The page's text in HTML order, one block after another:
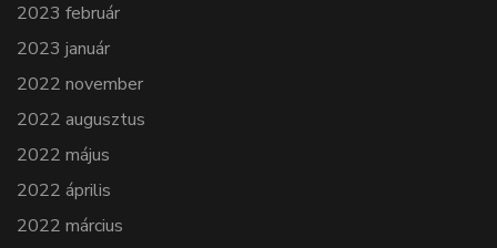
2023 február
2023 január
2022 november
2022 augusztus
2022 május
2022 április
2022 március